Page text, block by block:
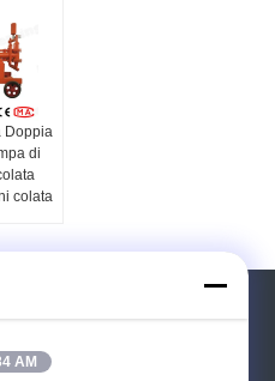
Doppia
di
colata
AM